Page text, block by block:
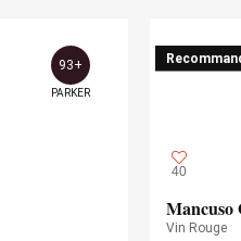
93+
PARKER
40
Mancuso
Vin Rouge